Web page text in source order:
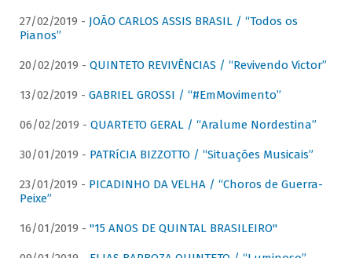
27/02/2019 - JOÃO CARLOS ASSIS BRASIL / “Todos os
Pianos”
20/02/2019 - QUINTETO REVIVÊNCIAS / “Revivendo Victor”
13/02/2019 - GABRIEL GROSSI / “#EmMovimento”
06/02/2019 - QUARTETO GERAL / “Aralume Nordestina”
30/01/2019 - PATRíCIA BIZZOTTO / “Situações Musicais”
23/01/2019 - PICADINHO DA VELHA / “Choros de Guerra-
Peixe”
16/01/2019 - "15 ANOS DE QUINTAL BRASILEIRO"